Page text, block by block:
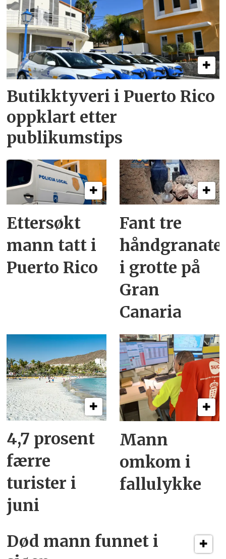
Butikktyveri i Puerto Rico
oppklart etter
publikumstips
Ettersøkt
mann tatt i
Puerto Rico
Fant tre
i grotte på
Gran
Canaria
4,7 prosent
færre
turister i
juni
Mann
omkom i
fallulykke
Død mann funnet i